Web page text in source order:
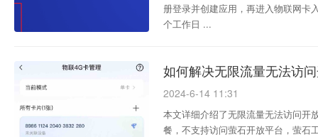
册登录并创建应用，再进入物联网卡
个工作日 ...
如何解决无限流量无法访
2024-6-14 11:31
本文详细介绍了无限流量无法访问开
餐，不支持访问萤石开放平台，萤石